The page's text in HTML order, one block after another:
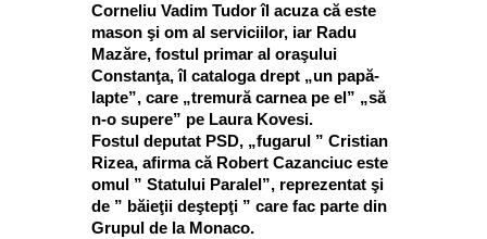
Corneliu Vadim Tudor îl acuza că este
mason şi om al serviciilor, iar Radu
Mazăre, fostul primar al oraşului
Constanţa, îl cataloga drept „un papă-
lapte”, care „tremură carnea pe el” „să
n-o supere” pe Laura Kovesi.
Fostul deputat PSD, „fugarul ” Cristian
Rizea, afirma că Robert Cazanciuc este
omul ” Statului Paralel”, reprezentat şi
de ” băieţii deştepţi ” care fac parte din
Grupul de la Monaco.